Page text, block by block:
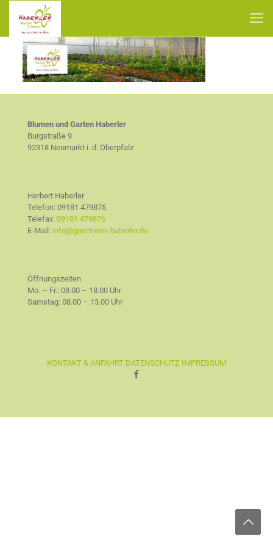
Blumen und Garten Haberler
Burgstraße 9
92318 Neumarkt i. d. Oberpfalz
Herbert Haberler
Telefon: 09181 479875
Telefax: 09181 479876
E-Mail: info@gaertnerei-haberler.de
Öffnungszeiten
Mo. – Fr.: 08.00 – 18.00 Uhr
Samstag: 08.00 – 13.00 Uhr
KONTAKT & ANFAHRT DATENSCHUTZ IMPRESSUM